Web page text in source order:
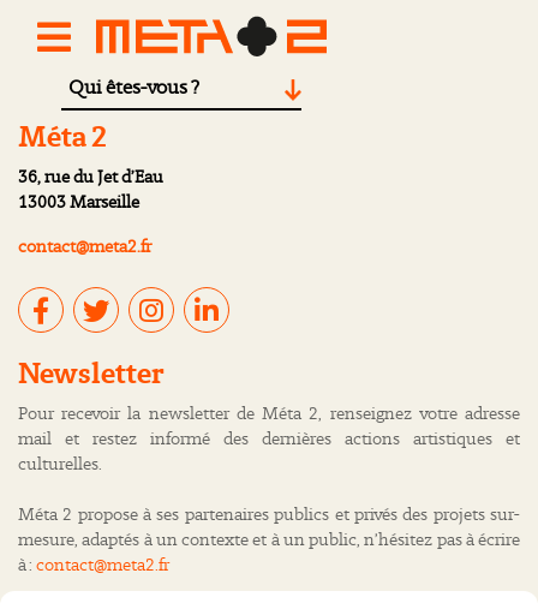
Qui êtes-vous ?
Méta 2
36, rue du Jet d’Eau
13003 Marseille
contact@meta2.fr
Newsletter
Pour recevoir la newsletter de Méta 2, renseignez votre adresse
mail et restez informé des dernières actions artistiques et
culturelles.
Méta 2 propose à ses partenaires publics et privés des projets sur-
mesure, adaptés à un contexte et à un public, n’hésitez pas à écrire
à : contact@meta2.fr